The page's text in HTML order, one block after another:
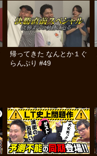
帰ってきた なんとか１ぐ
らんぷり #49